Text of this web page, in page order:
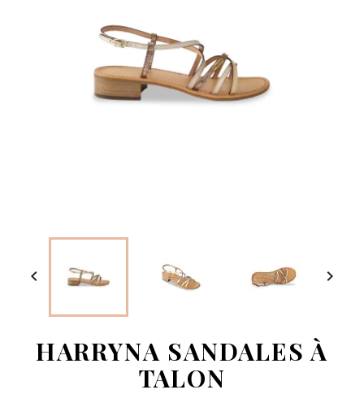
 
HARRYNA SANDALES À
TALON